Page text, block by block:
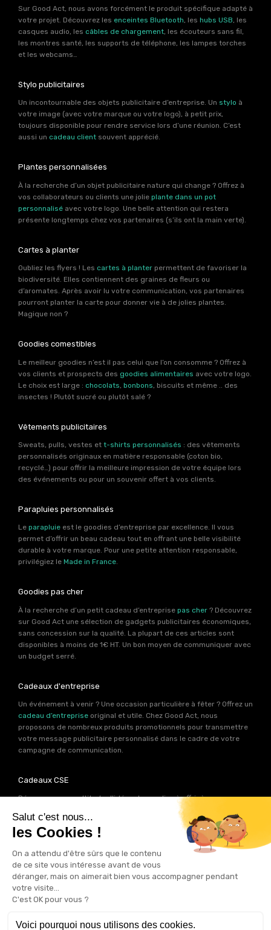
Sur Good Act, nous avons forcément le produit spécifique adapté à
votre projet. Découvrez les enceintes Bluetooth, les hubs USB, les
casques audio, les câbles de chargement, les écouteurs sans fil,
les montres santé, les supports de téléphone, les lampes torches
et les webcams…
Stylo publicitaires
Un incontournable des objets publicitaire d’entreprise. Un stylo à
votre image (avec votre marque ou votre logo), à petit prix,
toujours disponible pour rendre service lors d’une réunion. C’est
aussi un cadeau client souvent apprécié.
Plantes personnalisées
À la recherche d’un objet publicitaire nature qui change ? Offrez à
vos collaborateurs ou clients une jolie plante dans un pot
personnalisé avec votre logo. Une belle attention qui restera
présente longtemps chez vos partenaires (s’ils ont la main verte).
Cartes à planter
Oubliez les flyers ! Les cartes à planter permettent de favoriser la
biodiversité. Elles contiennent des graines de fleurs ou
d’aromates. Après avoir lu votre communication, vos partenaires
pourront planter la carte pour donner vie à de jolies plantes.
Magique non ?
Goodies comestibles
Le meilleur goodies n’est il pas celui que l’on consomme ? Offrez à
vos clients et prospects des goodies alimentaires avec votre logo.
Le choix est large : chocolats bonbons , biscuits et même .. des
insectes ! Plutôt sucré ou plutôt salé ?
Vêtements publicitaires
Sweats, pulls, vestes et t-shirts personnalisés : des vêtements
personnalisés originaux en matière responsable (coton bio,
recyclé…) pour offrir la meilleure impression de votre équipe lors
des événements ou pour un souvenir offert à vos clients.
Parapluies personnalisés
Le parapluie est le goodies d’entreprise par excellence. Il vous
permet d’offrir un beau cadeau tout en offrant une belle visibilité
durable à votre marque. Pour une petite attention responsable,
privilégiez le Made in France.
Goodies pas cher
À la recherche d’un petit cadeau d’entreprise pas cher ? Découvrez
sur Good Act une sélection de gadgets publicitaires économiques,
sans concession sur la qualité. La plupart de ces articles sont
disponibles à moins de 1€ HT. Un bon moyen de communiquer avec
un budget serré.
Cadeaux d'entreprise
Un événement à venir ? Une occasion particulière à fêter ? Offrez un
cadeau d’entreprise original et utile. Chez Good Act, nous
proposons de nombreux produits promotionnels pour transmettre
votre message publicitaire personnalisé dans le cadre de votre
campagne de communication.
Cadeaux CSE
Découvrez une multitude d’idées de goodies à offrir à vos
collaborateurs. Les experts produits de Good Act ont déniché pour
votreCSEprès de 2000 références de cadeaux personnalisables.
Autant d’idées potentielles pour trouver le cadeau qui contribuera
Goodies RSE
Vous souhaitez communiquer en accord avec vos valeurs ? Ca
tombe bien ! Un grand nombre de produits présents sur Good Act
permet de trouver un goodies parfait pour votre campagne de